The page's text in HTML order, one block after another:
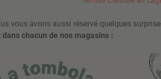
vous avons aussi réservé quelques
chacun de nos magasins :